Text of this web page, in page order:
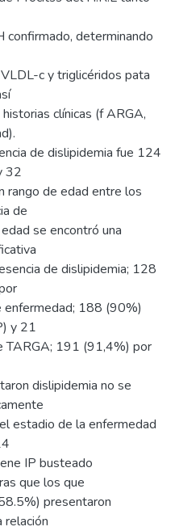
confirmado, determinando
c y triglicéridos pata
clínicas (f ARGA,
de dislipidemia fue 124
32
rango de edad entre los
de
se encontró una
de dislipidemia; 128
188 (90%)
y 21
TARGA; 191 (91,4%) por
dislipidemia no se
estadio de la enfermedad
IP busteado
que los que
presentaron
relación